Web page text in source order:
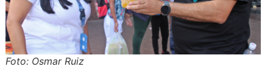
Foto: Osmar Ruiz